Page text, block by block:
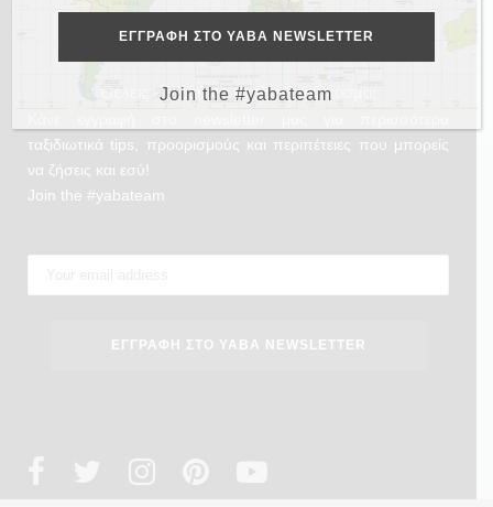
Θέλεις και εσύ να γυρίσεις τον κόσμο;
ταξιδιωτικά tips, προορισμούς και περιπέτειες που μπορείς
να ζήσεις και εσύ!
Join the #yabateam
Join the #yabateam